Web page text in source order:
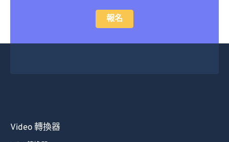
報名
Video 轉換器